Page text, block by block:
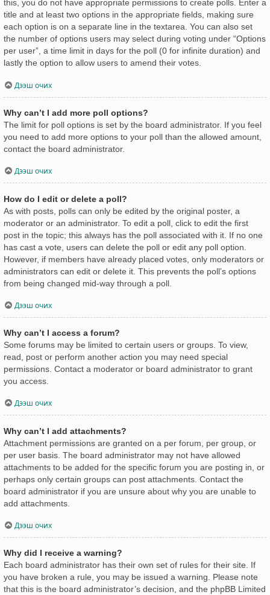
this, you do not have appropriate permissions to create polls. Enter a
title and at least two options in the appropriate fields, making sure
each option is on a separate line in the textarea. You can also set
the number of options users may select during voting under “Options
per user”, a time limit in days for the poll (0 for infinite duration) and
lastly the option to allow users to amend their votes.
Дээш очих
Why can’t I add more poll options?
The limit for poll options is set by the board administrator. If you feel
you need to add more options to your poll than the allowed amount,
contact the board administrator.
Дээш очих
How do I edit or delete a poll?
As with posts, polls can only be edited by the original poster, a
moderator or an administrator. To edit a poll, click to edit the first
post in the topic; this always has the poll associated with it. If no one
has cast a vote, users can delete the poll or edit any poll option.
However, if members have already placed votes, only moderators or
administrators can edit or delete it. This prevents the poll’s options
from being changed mid-way through a poll.
Дээш очих
Why can’t I access a forum?
Some forums may be limited to certain users or groups. To view,
read, post or perform another action you may need special
permissions. Contact a moderator or board administrator to grant
you access.
Дээш очих
Why can’t I add attachments?
Attachment permissions are granted on a per forum, per group, or
per user basis. The board administrator may not have allowed
attachments to be added for the specific forum you are posting in, or
perhaps only certain groups can post attachments. Contact the
board administrator if you are unsure about why you are unable to
add attachments.
Дээш очих
Why did I receive a warning?
Each board administrator has their own set of rules for their site. If
you have broken a rule, you may be issued a warning. Please note
that this is the board administrator’s decision, and the phpBB Limited